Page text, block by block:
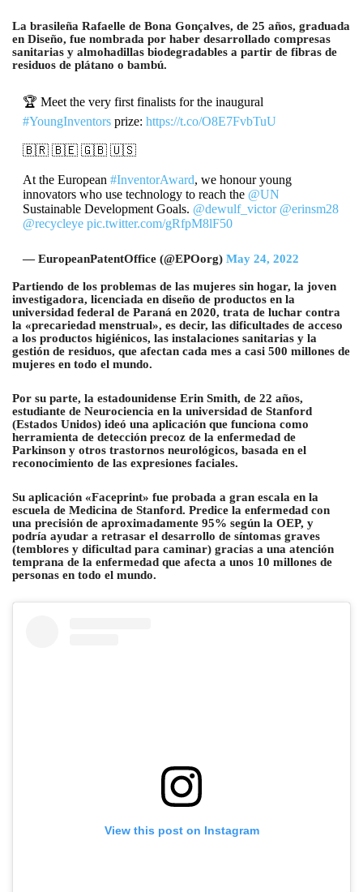
La brasileña Rafaelle de Bona Gonçalves, de 25 años, graduada
en Diseño, fue nombrada por haber desarrollado compresas
sanitarias y almohadillas biodegradables a partir de fibras de
residuos de plátano o bambú.
🏆 Meet the very first finalists for the inaugural
#YoungInventorsprize: https://t.co/O8E7FvbTuU
🇧🇷 🇧🇪 🇬🇧 🇺🇸
At the European #InventorAward, we honour young
innovators who use technology to reach the @UN
Sustainable Development Goals. @dewulf_victor @erinsm28
@recycleye pic.twitter.com/gRfpM8lF50
— EuropeanPatentOffice (@EPOorg) May 24, 2022
Partiendo de los problemas de las mujeres sin hogar, la joven
investigadora, licenciada en diseño de productos en la
universidad federal de Paraná en 2020, trata de luchar contra
la «precariedad menstrual», es decir, las dificultades de acceso
a los productos higiénicos, las instalaciones sanitarias y la
gestión de residuos, que afectan cada mes a casi 500 millones de
mujeres en todo el mundo.
Por su parte, la estadounidense Erin Smith, de 22 años,
estudiante de Neurociencia en la universidad de Stanford
(Estados Unidos) ideó una aplicación que funciona como
herramienta de detección precoz de la enfermedad de
Parkinson y otros trastornos neurológicos, basada en el
reconocimiento de las expresiones faciales.
Su aplicación «Faceprint» fue probada a gran escala en la
escuela de Medicina de Stanford. Predice la enfermedad con
una precisión de aproximadamente 95% según la OEP, y
podría ayudar a retrasar el desarrollo de síntomas graves
(temblores y dificultad para caminar) gracias a una atención
temprana de la enfermedad que afecta a unos 10 millones de
personas en todo el mundo.
View this post on Instagram